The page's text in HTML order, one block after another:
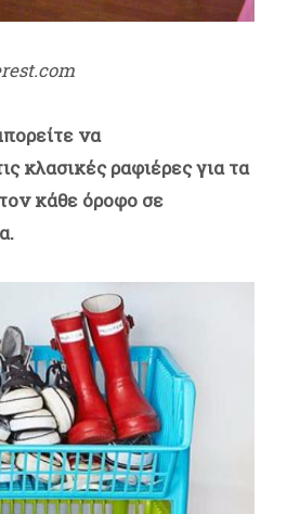
να
κλασικές ραφιέρες για τα
κάθε όροφο σε